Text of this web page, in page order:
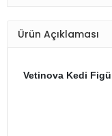
Ürün Açıklaması
Vetinova Kedi